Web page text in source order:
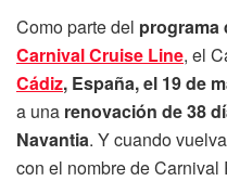
Como parte del programa
Carnival Cruise Line, el
Cádiz, España, el 19 de
a una renovación de 38
Navantia. Y cuando
con el nombre de Carnival